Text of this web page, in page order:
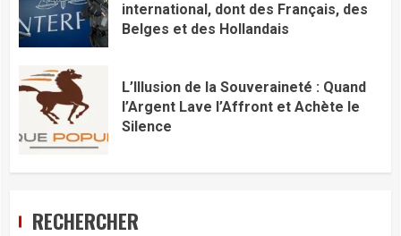
international, dont des Français, des
Belges et des Hollandais
L’Illusion de la Souveraineté : Quand
l’Argent Lave l’Affront et Achète le
Silence
RECHERCHER